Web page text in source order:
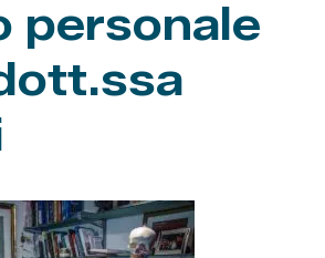
personale